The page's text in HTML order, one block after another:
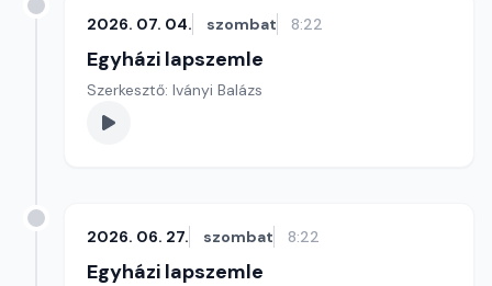
2026. 07. 04. szombat 8:22
Egyházi lapszemle
Szerkesztő: Iványi Balázs
2026. 06. 27. szombat 8:22
Egyházi lapszemle